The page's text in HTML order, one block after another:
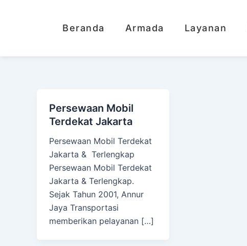
Beranda Armada Layanan
Persewaan Mobil
Terdekat Jakarta
Persewaan Mobil Terdekat
Jakarta & Terlengkap
Persewaan Mobil Terdekat
Jakarta & Terlengkap.
Sejak Tahun 2001, Annur
Jaya Transportasi
memberikan pelayanan […]